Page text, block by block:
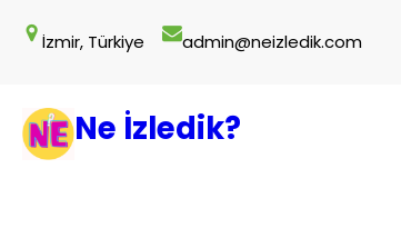
geç İzmir, Türkiye admin@neizledik.com
Ne İzledik?